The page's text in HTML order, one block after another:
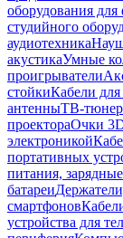
оборудования для
студийного
аудиотехника
акустикаУмные
проигрыватели
стойкиКабели для
антенныТВ-
проектораОчки
электроникой
портативных
питания,
батареи
смартфонов
устройства для